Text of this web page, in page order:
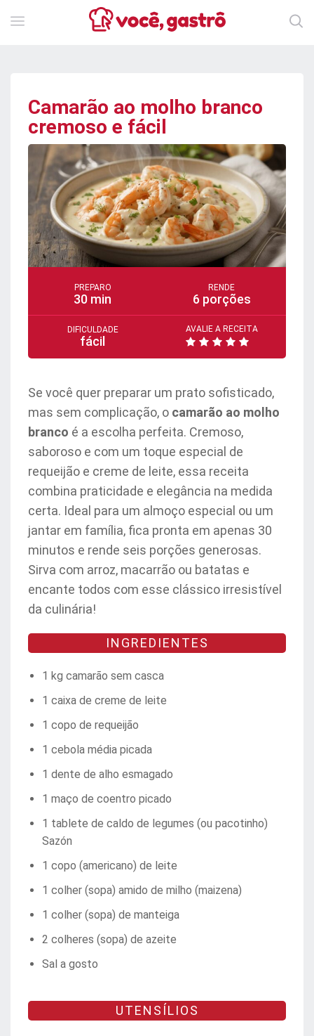
Camarão ao molho branco
cremoso e fácil
PREPARO
30 min
RENDE
6 porções
DIFICULDADE
fácil
AVALIE A RECEITA
Se você quer preparar um prato sofisticado,
mas sem complicação, o camarão ao molho
branco é a escolha perfeita. Cremoso,
saboroso e com um toque especial de
requeijão e creme de leite, essa receita
combina praticidade e elegância na medida
certa. Ideal para um almoço especial ou um
jantar em família, fica pronta em apenas 30
minutos e rende seis porções generosas.
Sirva com arroz, macarrão ou batatas e
encante todos com esse clássico irresistível
da culinária!
INGREDIENTES
1 kg camarão sem casca
1 caixa de creme de leite
1 copo de requeijão
1 cebola média picada
1 dente de alho esmagado
1 maço de coentro picado
1 tablete de caldo de legumes (ou pacotinho)
Sazón
1 copo (americano) de leite
1 colher (sopa) amido de milho (maizena)
1 colher (sopa) de manteiga
2 colheres (sopa) de azeite
Sal a gosto
UTENSÍLIOS